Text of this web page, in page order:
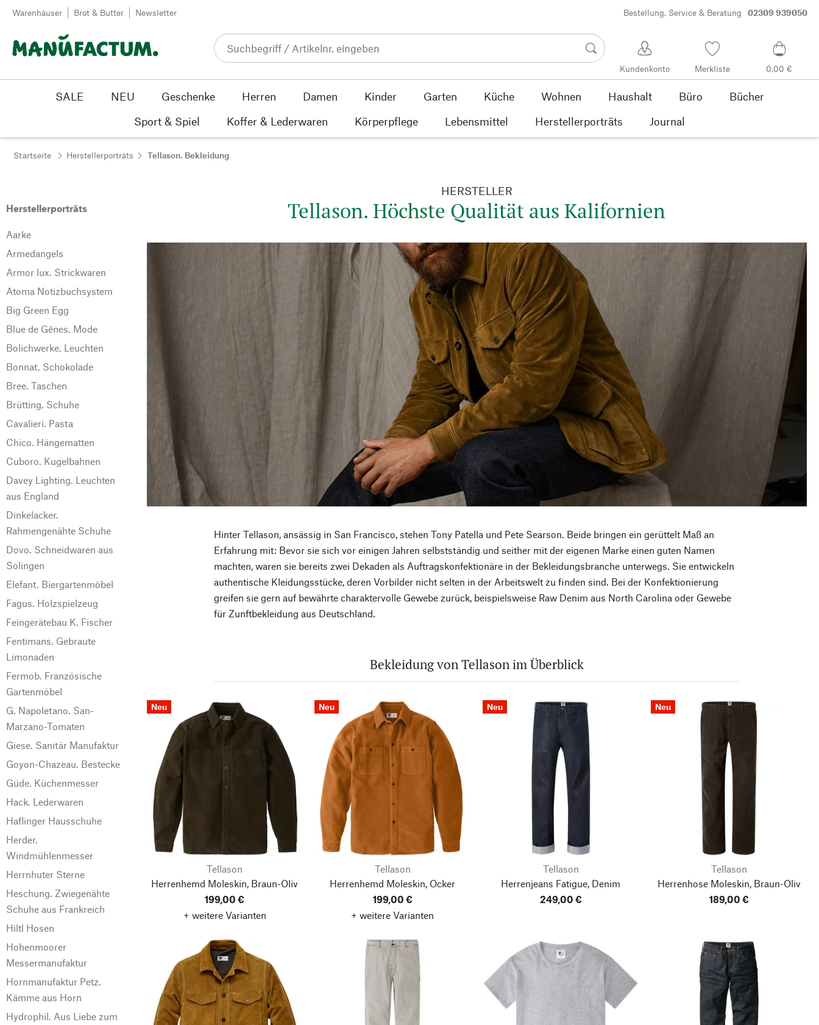
Zum Inhalt springen
Warenhäuser Brot & Butter Newsletter Bestellung, Service & Beratung 02309 939050
Kundenkonto Merkliste 0,00 €
SALE NEU Geschenke Herren Damen Kinder Garten Küche Wohnen Haushalt Büro
Bücher
Sport & Spiel
Koffer & Lederwaren Körperpflege Lebensmittel Herstellerporträts Journal
Startseite Herstellerporträts Tellason. Bekleidung
Herstellerporträts
Aarke
Armedangels
Armor lux. Strickwaren
Atoma Notizbuchsystem
Big Green Egg
Blue de Gênes. Mode
Bolichwerke. Leuchten
Bonnat. Schokolade
Bree. Taschen
Brütting. Schuhe
Cavalieri. Pasta
Chico. Hängematten
Cuboro. Kugelbahnen
Davey Lighting. Leuchten
aus England
Dinkelacker.
Rahmengenähte Schuhe
Dovo. Schneidwaren aus
Solingen
Elefant. Biergartenmöbel
Fagus. Holzspielzeug
Feingerätebau K. Fischer
Fentimans. Gebraute
Limonaden
Fermob. Französische
Gartenmöbel
G. Napoletano. San-
Marzano-Tomaten
Giese. Sanitär Manufaktur
Goyon-Chazeau. Bestecke
Güde. Küchenmesser
Hack. Lederwaren
Haflinger Hausschuhe
Herder.
Windmühlenmesser
Herrnhuter Sterne
Heschung. Zwiegenähte
Schuhe aus Frankreich
Hiltl Hosen
Hohenmoorer
Messermanufaktur
Hornmanufaktur Petz.
Kämme aus Horn
Hydrophil. Aus Liebe zum
HERSTELLER
Tellason. Höchste Qualität aus Kalifornien
Hinter Tellason, ansässig in San Francisco, stehen Tony Patella und Pete Searson. Beide bringen ein gerüttelt Maß an
Erfahrung mit: Bevor sie sich vor einigen Jahren selbstständig und seither mit der eigenen Marke einen guten Namen
machten, waren sie bereits zwei Dekaden als Auftragskonfektionäre in der Bekleidungsbranche unterwegs. Sie entwickeln
authentische Kleidungsstücke, deren Vorbilder nicht selten in der Arbeitswelt zu finden sind. Bei der Konfektionierung
greifen sie gern auf bewährte charaktervolle Gewebe zurück, beispielsweise Raw Denim aus North Carolina oder Gewebe
für Zunftbekleidung aus Deutschland.
Bekleidung von Tellason im Überblick
Neu
Tellason
Herrenhemd Moleskin, Braun-Oliv
199,00 €
+ weitere Varianten
Neu
Tellason
Herrenhemd Moleskin, Ocker
199,00 €
+ weitere Varianten
Neu
Tellason
Herrenjeans Fatigue, Denim
249,00 €
Neu
Tellason
Herrenhose Moleskin, Braun-Oliv
189,00 €